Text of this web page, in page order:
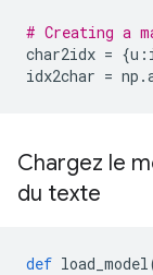
# Creating a
char2idx = {u :
idx2char = np .
Chargez le
du texte
def load_model